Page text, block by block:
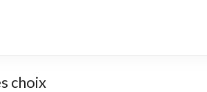
choix